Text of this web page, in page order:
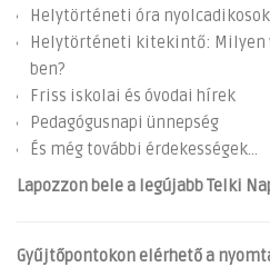
Helytörténeti óra
Helytörténeti kitekintő: Milyen
ben?
Friss iskolai és óvodai hírek
Pedagógusnapi ünnepség
És még további érdekességek...
Lapozzon bele a legújabb Telki
Gyűjtőpontokon elérhető a